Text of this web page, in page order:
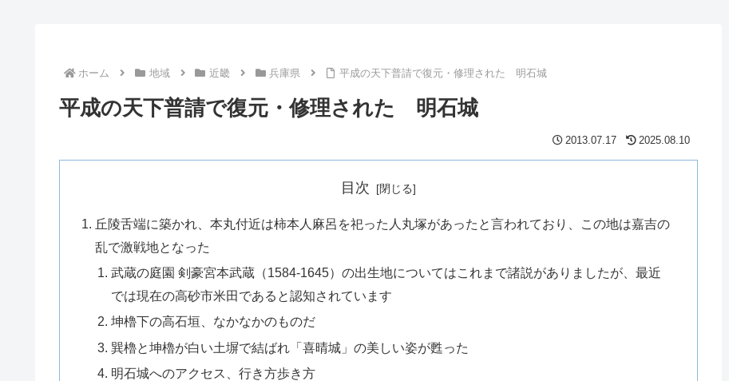
ホーム 地域 近畿 兵庫県 平成の天下普請で復元・修理された 明石城
平成の天下普請で復元・修理された 明石城
2013.07.17 2025.08.10
目次
丘陵舌端に築かれ、本丸付近は柿本人麻呂を祀った人丸塚があったと言われており、この地は嘉吉の
乱で激戦地となった
武蔵の庭園 剣豪宮本武蔵（1584-1645）の出生地についてはこれまで諸説がありましたが、最近
では現在の高砂市米田であると認知されています
坤櫓下の高石垣、なかなかのものだ
巽櫓と坤櫓が白い土塀で結ばれ「喜晴城」の美しい姿が甦った
明石城へのアクセス、行き方歩き方